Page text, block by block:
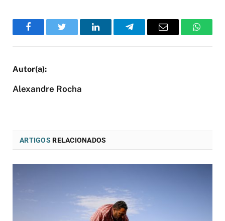
FacebookTwitter LinkedInTelegramEmail
Alexandre Rocha
ARTIGOS RELACIONADOS